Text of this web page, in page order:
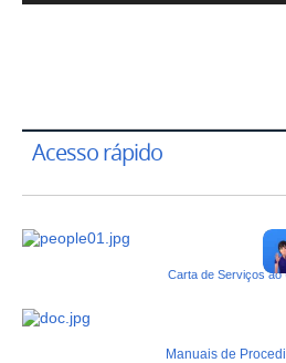
Acesso rápido
Carta de Serviços ao
Manuais de